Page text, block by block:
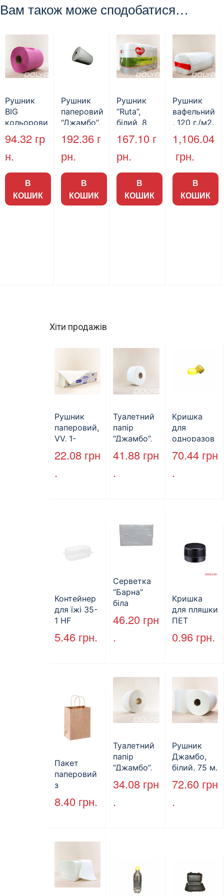
Вам також може сподобатися…
Рушник
BIG
кольорови
й, 20м.
94.32 гр
н.
В
КОШИК
Рушник
паперовий
“Джамбо”,
целюлоза,
без
перфораці
ї, 100м.
192.36 г
рн.
В
КОШИК
Рушник
“Ruta”,
білий, 8
рул.
167.10 г
рн.
В
КОШИК
Рушник
вафельний
, 120 г./м2.
1,106.04
грн.
В
КОШИК
Хіти продажів
Рушник
паперовий,
VV, 1-
шаровий,
макулатура
22.08 грн
.
Туалетний
папір
“Джамбо”,
B2B
Service,
41.88 грн
.
Кришка
для
одноразов
ої пляшки,
ПЕТ,
70.44 грн
.
Контейнер
для їжі 35-
1 HF
227*127*85
мм
5.46 грн.
Серветка
“Барна”
біла
PAPERO
500 шт (6/
46.20 грн
.
Кришка
для пляшки
ПЕТ
стандарт
(КВ-28мм),
0.96 грн.
Пакет
паперовий
з
крученими
ручками,
мм*140 мм.
8.40 грн.
Туалетний
папір
“Джамбо”,
130м.
34.08 грн
.
Рушник
Джамбо,
білий, 75 м.
72.60 грн
.